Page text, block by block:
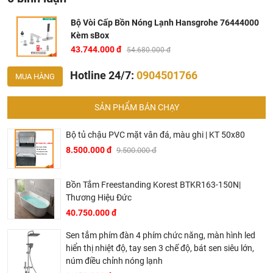
Bộ Vòi Cấp Bồn Nóng Lạnh Hansgrohe 76444000
Bản vẽ kỹ thuật Hansgrohe 76444000
Bản Vẽ Bộ Vòi Cấp Bồn Nóng Lạnh Hansgrohe
Tại Khali Nguyễn, chúng tôi cam kết:
Cam kết 100% sản phẩm chính hãng, nếu phát hiện ra
hàng giả hàng nhái hoàn tiền 200%.
Sản phẩm được Khali Nguyễn lựa chọn bán là những
Bộ Vòi Cấp Bồn Nóng Lạnh Hansgrohe 76444000
Kèm sBox
43.744.000 đ 54.680.000 đ
MUA HÀNG Hotline 24/7: 0904501766
SẢN PHẨM BÁN CHẠY
Bộ tủ chậu PVC mặt vân đá, màu ghi | KT 50x80
8.500.000 đ 9.500.000 đ
Bồn Tắm Freestanding Korest BTKR163-150N|
Thương Hiệu Đức
40.750.000 đ
Sen tắm phím đàn 4 phím chức năng, màn hình led
hiển thị nhiệt độ, tay sen 3 chế độ, bát sen siêu lớn,
núm điều chỉnh nóng lạnh